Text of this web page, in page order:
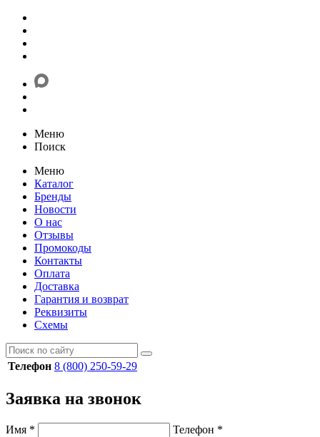
Меню
Поиск
Меню
Каталог
Бренды
Новости
О нас
Отзывы
Промокоды
Контакты
Оплата
Доставка
Гарантия и возврат
Реквизиты
Схемы
Телефон 8 (800) 250-59-29
Заявка на звонок
Имя * Телефон *